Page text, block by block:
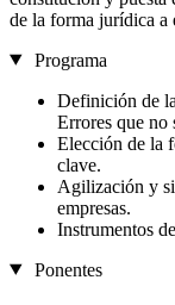
de la forma jurídica a
Programa
Definición de
Errores que no
Elección de la
clave.
Agilización y
empresas.
Instrumentos
Ponentes